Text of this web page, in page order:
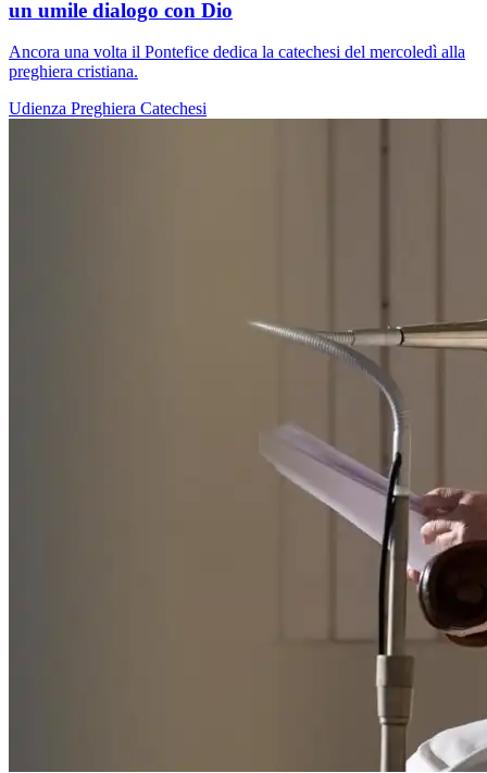
un umile dialogo con Dio
Ancora una volta il Pontefice dedica la catechesi del mercoledì alla
preghiera cristiana.
Udienza Preghiera Catechesi